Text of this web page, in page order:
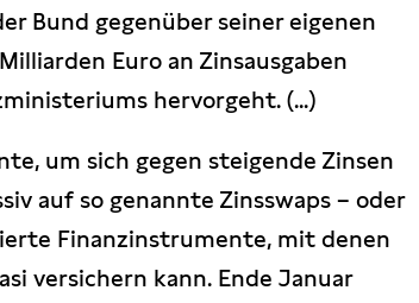
Bund gegenüber seiner eigenen
Euro an Zinsausgaben
hervorgeht. (...)
um sich gegen steigende Zinsen
auf so genannte Zinsswaps – oder
Finanzinstrumente, mit denen
versichern kann. Ende Januar